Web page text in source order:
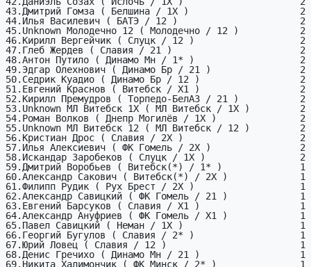
43.Дмитрий Гомза ( Белшина / 1X )                    2
44.Илья Василевич ( БАТЭ / 12 )                      2
45.Unknown Молодечно 12 ( Молодечно / 12 )           2
46.Кирилл Вергейчик ( Слуцк / 12 )                   2
47.Глеб Жердев ( Славия / 21 )                       2
48.Антон Путило ( Динамо Мн / 1* )                   2
49.Эдгар Олехнович ( Динамо Бр / 21 )                2
50.Седрик Куадио ( Динамо Бр / 12 )                  2
51.Евгений Краснов ( Витебск / X1 )                  2
52.Кирилл Премудров ( Торпедо-БелАЗ / 21 )           2
53.Unknown МЛ Витебск 1X ( МЛ Витебск / 1X )         2
54.Роман Волков ( Днепр Могилёв / 1X )               2
55.Unknown МЛ Витебск 12 ( МЛ Витебск / 12 )         2
56.Кристиан Дрос ( Славия / 2X )                     2
57.Илья Алексиевич ( ФК Гомель / 2X )                2
58.Искандар Заробеков ( Слуцк / 1X )                 2
59.Дмитрий Воробьев ( Витебск(*) / 1* )              1
60.Александр Сакович ( Витебск(*) / 2X )             1
61.Филипп Рудик ( Рух Брест / 2X )                   1
62.Александр Савицкий ( ФК Гомель / 21 )             1
63.Евгений Барсуков ( Славия / X1 )                  1
64.Александр Ануфриев ( ФК Гомель / X1 )             1
65.Павел Савицкий ( Неман / 1X )                     1
66.Георгий Бугулов ( Славия / 2* )                   1
67.Юрий Ловец ( Славия / 12 )                        1
68.Денис Гречихо ( Динамо Мн / 21 )                  1
69.Никита Халимончик ( ФК Минск / 2* )               1